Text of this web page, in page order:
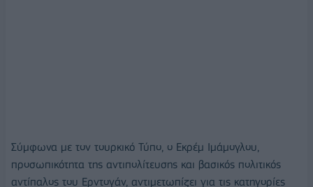
Σύμφωνα με τον τουρκικό Τύπο, ο Εκρέμ Ιμάμογλου,
προσωπικότητα της αντιπολίτευσης και βασικός πολιτικός
αντίπαλος του Ερντογάν, αντιμετωπίζει για τις κατηγορίες